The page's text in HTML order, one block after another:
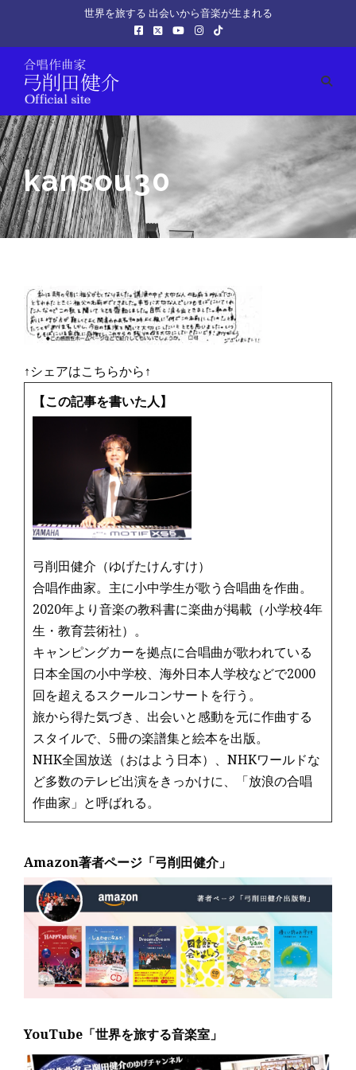
世界を旅する 出会いから音楽が生まれる
kansou30
↑シェアはこちらから↑
【この記事を書いた人】
弓削田健介（ゆげたけんすけ）
合唱作曲家。主に小中学生が歌う合唱曲を作曲。
2020年より音楽の教科書に楽曲が掲載（小学校4年
生・教育芸術社）。
キャンピングカーを拠点に合唱曲が歌われている
日本全国の小中学校、海外日本人学校などで2000
回を超えるスクールコンサートを行う。
旅から得た気づき、出会いと感動を元に作曲する
スタイルで、5冊の楽譜集と絵本を出版。
NHK全国放送（おはよう日本）、NHKワールドな
ど多数のテレビ出演をきっかけに、「放浪の合唱
作曲家」と呼ばれる。
Amazon著者ページ「弓削田健介」
YouTube「世界を旅する音楽室」